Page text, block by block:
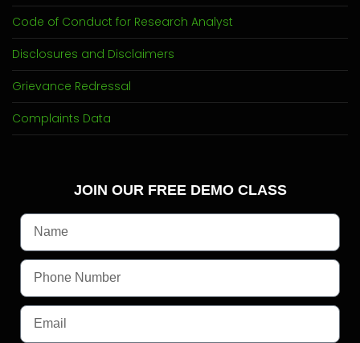
Code of Conduct for Research Analyst
Disclosures and Disclaimers
Grievance Redressal
Complaints Data
JOIN OUR FREE DEMO CLASS